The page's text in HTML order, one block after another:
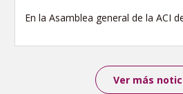
En la Asamblea general de la ACI
Ver más